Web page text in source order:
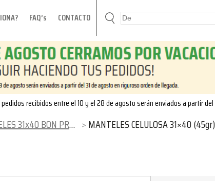
FAQ’s CONTACTO
recibidos entre el 10 y el 28 de agosto serán enviados a partir
31x40 BON PROFIT MANTELES CELULOSA 31×40 (45gr)